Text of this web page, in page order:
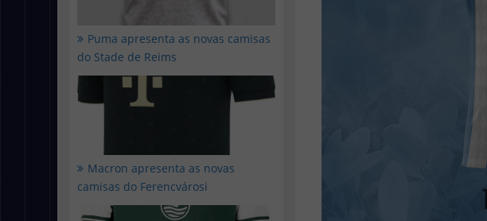
Puma apresenta as novas camisas
do Stade de Reims
Macron apresenta as novas
camisas do Ferencvárosi